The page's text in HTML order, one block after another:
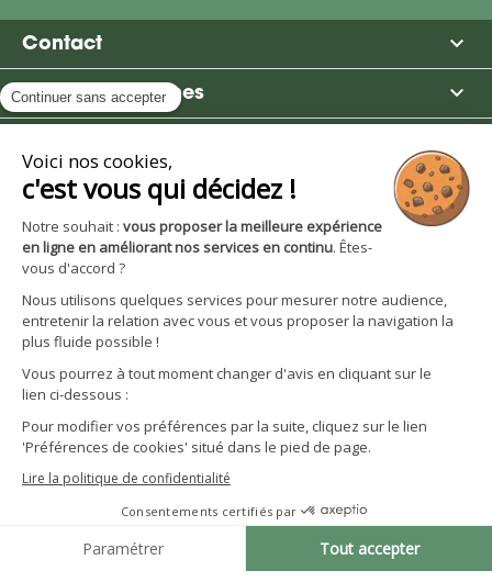
Contact 
Moulin des Moines 
Avantages et services 
CGV particuliers
Politique de confidentialité